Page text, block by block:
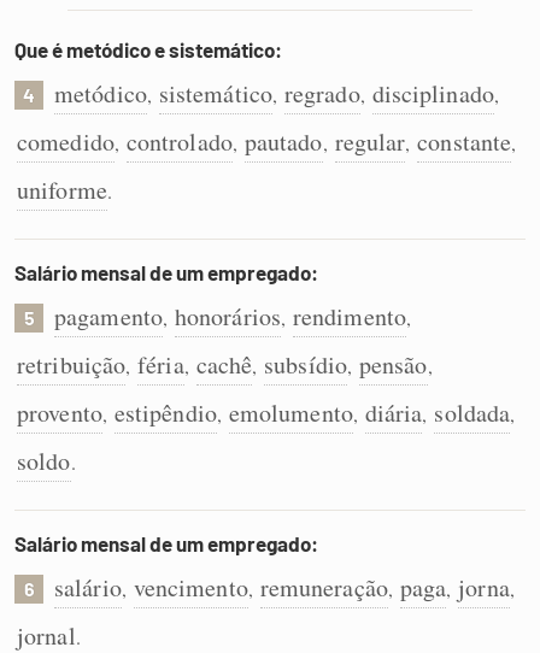
Que é metódico e sistemático:
4 metódico, sistemático, regrado, disciplinado,
comedido, controlado, pautado, regular, constante,
uniforme.
Salário mensal de um empregado:
5 pagamento, honorários, rendimento,
retribuição, féria, cachê, subsídio, pensão,
provento, estipêndio, emolumento, diária, soldada,
soldo.
Salário mensal de um empregado:
6 salário, vencimento, remuneração, paga, jorna,
jornal.